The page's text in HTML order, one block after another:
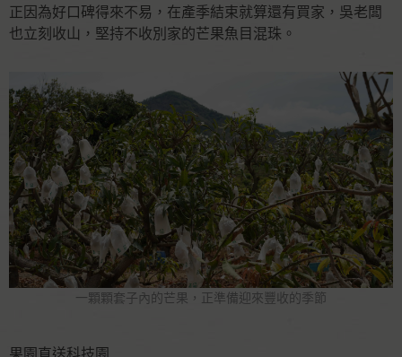
正因為好口碑得來不易，在產季結束就算還有買家，吳老闆
也立刻收山，堅持不收別家的芒果魚目混珠。
一顆顆套子內的芒果，正準備迎來豐收的季節
果園直送科技園